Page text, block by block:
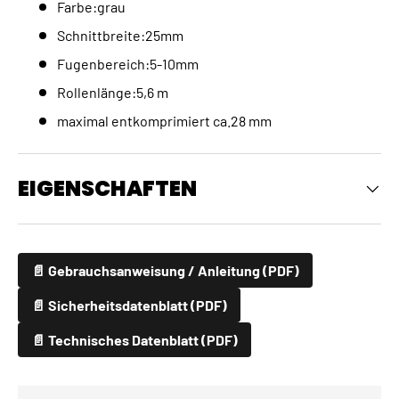
Farbe:grau
Schnittbreite:25mm
Fugenbereich:5-10mm
Rollenlänge:5,6 m
maximal entkomprimiert ca.28 mm
EIGENSCHAFTEN
📄 Gebrauchsanweisung / Anleitung (PDF)
📄 Sicherheitsdatenblatt (PDF)
📄 Technisches Datenblatt (PDF)